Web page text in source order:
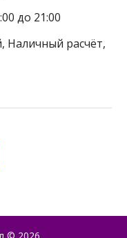
до 21:00
Наличный расчёт,